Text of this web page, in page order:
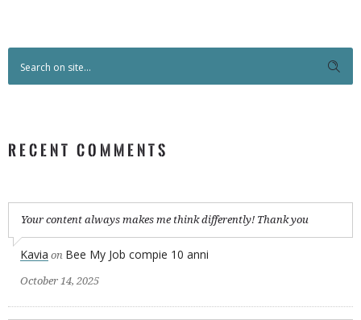
RECENT COMMENTS
Your content always makes me think differently! Thank you
Kavia on Bee My Job compie 10 anni
October 14, 2025